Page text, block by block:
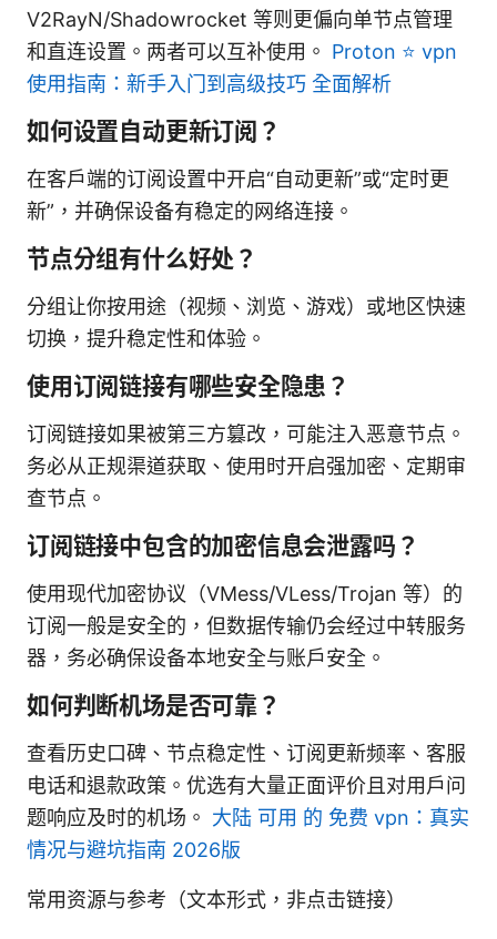
V2RayN/Shadowrocket 等则更偏向单节点管理
和直连设置。两者可以互补使用。 Proton ⭐ vpn
使用指南：新手入门到高级技巧 全面解析
如何设置自动更新订阅？
在客户端的订阅设置中开启“自动更新”或“定时更
新”，并确保设备有稳定的网络连接。
节点分组有什么好处？
分组让你按用途（视频、浏览、游戏）或地区快速
切换，提升稳定性和体验。
使用订阅链接有哪些安全隐患？
订阅链接如果被第三方篡改，可能注入恶意节点。
务必从正规渠道获取、使用时开启强加密、定期审
查节点。
订阅链接中包含的加密信息会泄露吗？
使用现代加密协议（VMess/VLess/Trojan 等）的
订阅一般是安全的，但数据传输仍会经过中转服务
器，务必确保设备本地安全与账户安全。
如何判断机场是否可靠？
查看历史口碑、节点稳定性、订阅更新频率、客服
电话和退款政策。优选有大量正面评价且对用户问
题响应及时的机场。 大陆 可用 的 免费 vpn：真实
情况与避坑指南 2026版
常用资源与参考（文本形式，非点击链接）